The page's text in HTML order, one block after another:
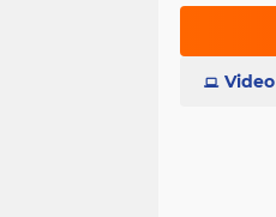
Indeks
Video